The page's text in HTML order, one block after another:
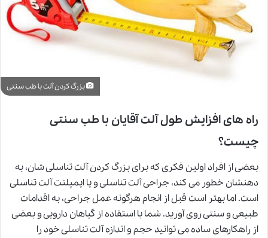
بزرگ کردن آلت با طب سنتی
راه های افزایش طول آلت آقایان با طب سنتی
چیست؟
بعضی از افراد اولین فکری که برای بزرگ کردن آلت تناسلی شان، به
دهنشان خطور می کند، جراحی آلت تناسلی و یا ایمپلنت آلت تناسلی
است. اما بهتر است قبل از انجام هرگونه عمل جراحی، به اقدامات
طبیعی و سنتی روی آورید. شما با استفاده از گیاهان دارویی و بعضی
از راهکارهای ساده می توانید حجم و اندازه آلت تناسلی خود را